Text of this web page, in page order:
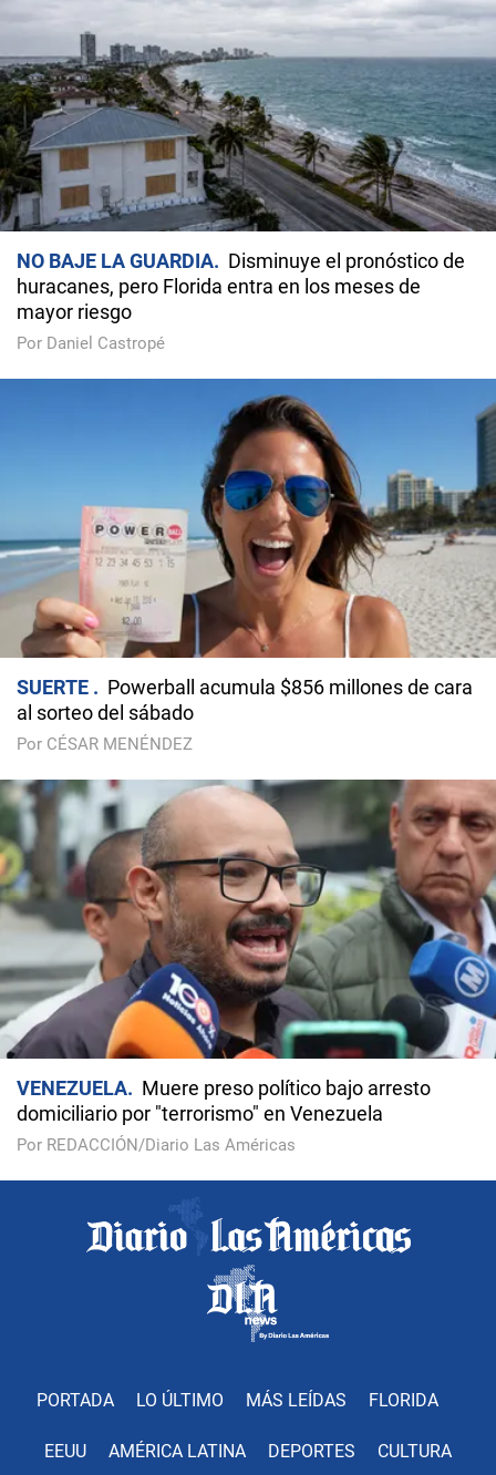
NO BAJE LA GUARDIA
Disminuye el pronóstico de
huracanes, pero Florida entra en los meses de
mayor riesgo
Por Daniel Castropé
SUERTE
Powerball acumula $856 millones de cara
al sorteo del sábado
Por CÉSAR MENÉNDEZ
VENEZUELA
Muere preso político bajo arresto
domiciliario por "terrorismo" en Venezuela
Por REDACCIÓN/Diario Las Américas
PORTADA LO ÚLTIMO MÁS LEÍDAS FLORIDA
EEUU AMÉRICA LATINA DEPORTES CULTURA